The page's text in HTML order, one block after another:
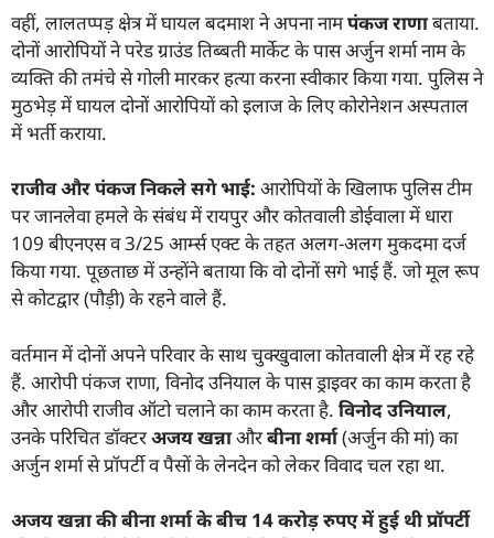
वहीं, लालतप्पड़ क्षेत्र में घायल बदमाश ने अपना नामपंकज राणाबताया.
दोनों आरोपियों ने परेड ग्राउंड तिब्बती मार्केट के पास अर्जुन शर्मा नाम के
व्यक्ति की तमंचे से गोली मारकर हत्या करना स्वीकार किया गया. पुलिस ने
मुठभेड़ में घायल दोनों आरोपियों को इलाज के लिए कोरोनेशन अस्पताल
में भर्ती कराया.
राजीव और पंकज निकले सगे भाई: आरोपियों के खिलाफ पुलिस टीम
पर जानलेवा हमले के संबंध में रायपुर और कोतवाली डोईवाला में धारा
109 बीएनएस व 3/25 आर्म्स एक्ट के तहत अलग-अलग मुकदमा दर्ज
किया गया. पूछताछ में उन्होंने बताया कि वो दोनों सगे भाई हैं. जो मूल रूप
से कोटद्वार (पौड़ी) के रहने वाले हैं.
वर्तमान में दोनों अपने परिवार के साथ चुक्खुवाला कोतवाली क्षेत्र में रह रहे
हैं. आरोपी पंकज राणा, विनोद उनियाल के पास ड्राइवर का काम करता है
और आरोपी राजीव ऑटो चलाने का काम करता है. विनोद उनियाल,
उनके परिचित डॉक्टरअजय खन्नाऔरबीना शर्मा(अर्जुन की मां) का
अर्जुन शर्मा से प्रॉपर्टी व पैसों के लेनदेन को लेकर विवाद चल रहा था.
अजय खन्ना की बीना शर्मा के बीच 14करोड़ रुपए में हुई थी प्रॉपर्टी